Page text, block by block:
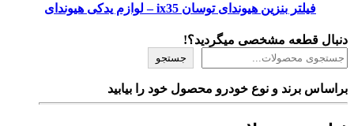
فیلتر بنزین هیوندای توسان ix35 – لوازم یدکی هیوندای
دنبال قطعه مشخصی میگردید؟!
جستجو
براساس برند و نوع خودرو محصول خود را بیابید